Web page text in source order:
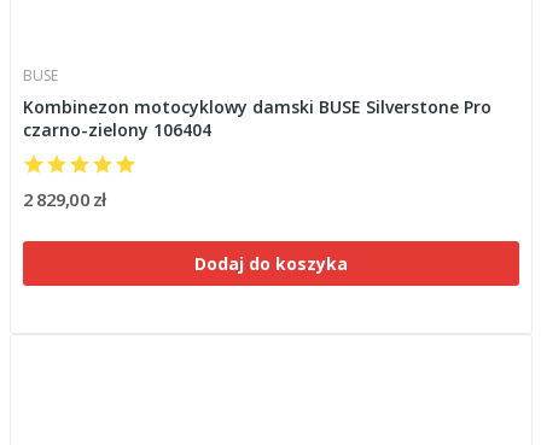
BUSE
Kombinezon motocyklowy damski BUSE Silverstone Pro
czarno-zielony 106404
2 829,00 zł
Dodaj do koszyka